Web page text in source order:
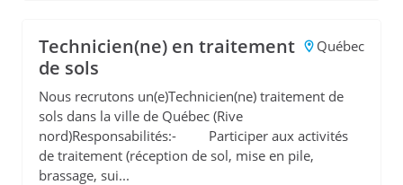
Technicien(ne) en traitement
de sols
Québec
Nous recrutons un(e)Technicien(ne) traitement de
sols dans la ville de Québec (Rive
nord)Responsabilités:- Participer aux activités
de traitement (réception de sol, mise en pile,
brassage, sui...